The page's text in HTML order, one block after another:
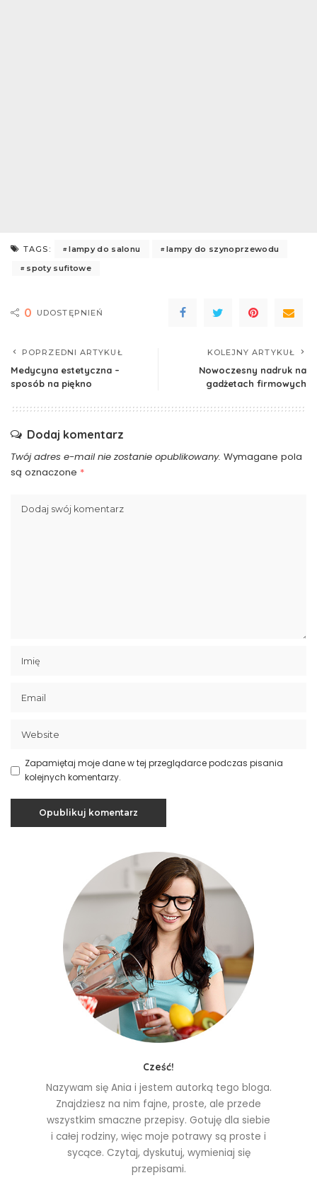
TAGS: lampy do salonu
lampy do szynoprzewodu
spoty sufitowe
0 UDOSTĘPNIEŃ
POPRZEDNI ARTYKUŁ
Medycyna estetyczna –
sposób na piękno
KOLEJNY ARTYKUŁ
Nowoczesny nadruk na
gadżetach firmowych
Dodaj komentarz
Twój adres e-mail nie zostanie opublikowany. Wymagane pola
są oznaczone *
Zapamiętaj moje dane w tej przeglądarce podczas pisania
kolejnych komentarzy.
Cześć!
Nazywam się Ania i jestem autorką tego bloga.
Znajdziesz na nim fajne, proste, ale przede
wszystkim smaczne przepisy. Gotuję dla siebie
i całej rodziny, więc moje potrawy są proste i
sycące. Czytaj, dyskutuj, wymieniaj się
przepisami.